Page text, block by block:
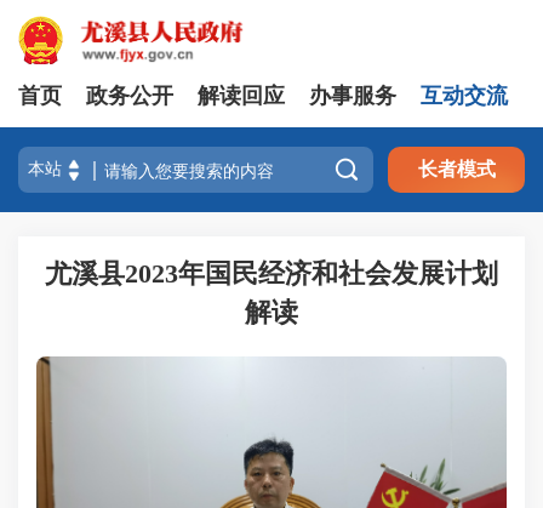
首页 政务公开 解读回应 办事服务 互动交流
 长者模式
尤溪县2023年国民经济和社会发展计划
解读